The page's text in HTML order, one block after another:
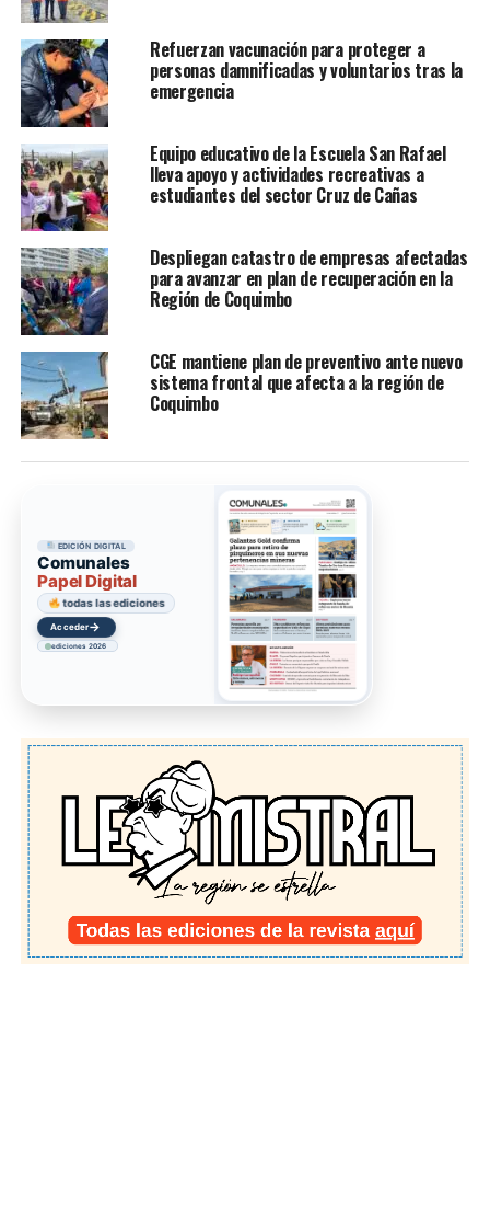
Refuerzan vacunación para proteger a
personas damnificadas y voluntarios tras la
emergencia
Equipo educativo de la Escuela San Rafael
lleva apoyo y actividades recreativas a
estudiantes del sector Cruz de Cañas
Despliegan catastro de empresas afectadas
para avanzar en plan de recuperación en la
Región de Coquimbo
CGE mantiene plan de preventivo ante nuevo
sistema frontal que afecta a la región de
Coquimbo
EDICIÓN DIGITAL
Comunales
Papel Digital
todas las ediciones
Acceder→
ediciones 2026